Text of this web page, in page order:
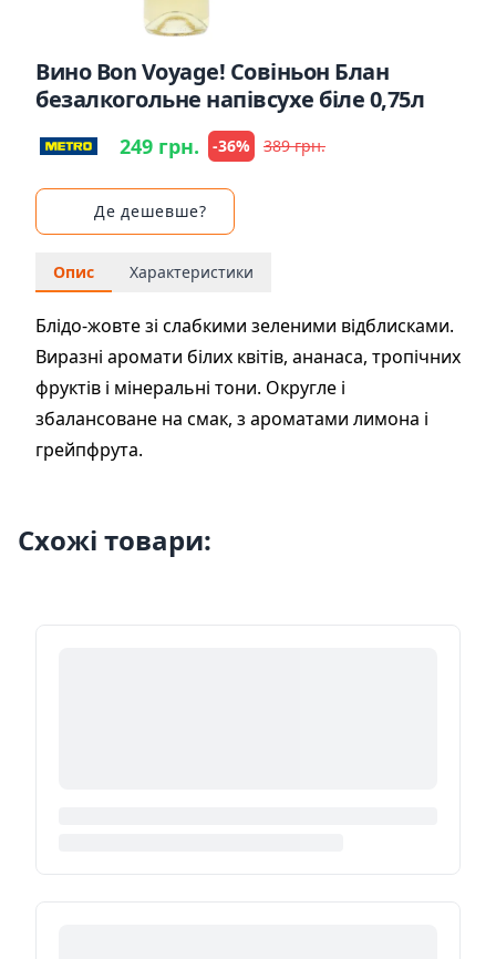
Вино Bon Voyage! Совіньон Блан
безалкогольне напівсухе біле 0,75л
249 грн. -36% 389 грн.
Де дешевше?
Опис Характеристики
Блідо-жовте зі слабкими зеленими відблисками.
Виразні аромати білих квітів, ананаса, тропічних
фруктів і мінеральні тони. Округле і
збалансоване на смак, з ароматами лимона і
грейпфрута.
Схожі товари: